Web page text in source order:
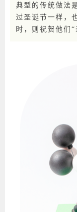
典型的传统做法
过圣诞节一样，
时，则祝贺他们“